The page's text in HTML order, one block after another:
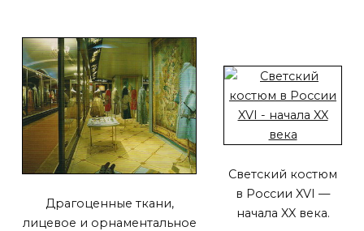
Драгоценные ткани,
лицевое и орнаментальное
Светский костюм
в России XVI —
начала XX века.